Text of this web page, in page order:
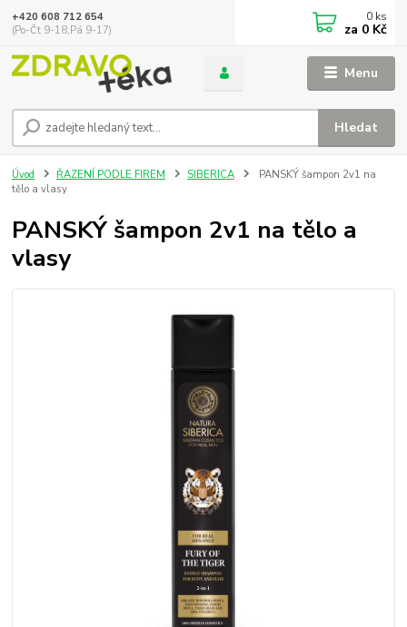
Menu
Hledat
+420 608 712 654
(Po-Čt 9-18,Pá 9-17)
0 ks
za 0 Kč
Úvod ŘAZENÍ PODLE FIREM SIBERICA
PANSKÝ šampon 2v1 na
tělo a vlasy
PANSKÝ šampon 2v1 na tělo a
vlasy